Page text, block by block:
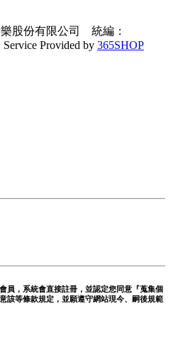
股份有限公司 統編：
Service Provided by 365SHOP
員，系統會直接註冊，並認定您同意『蒐集個
該等條款規定，並願遵守網站現今、嗣後規範